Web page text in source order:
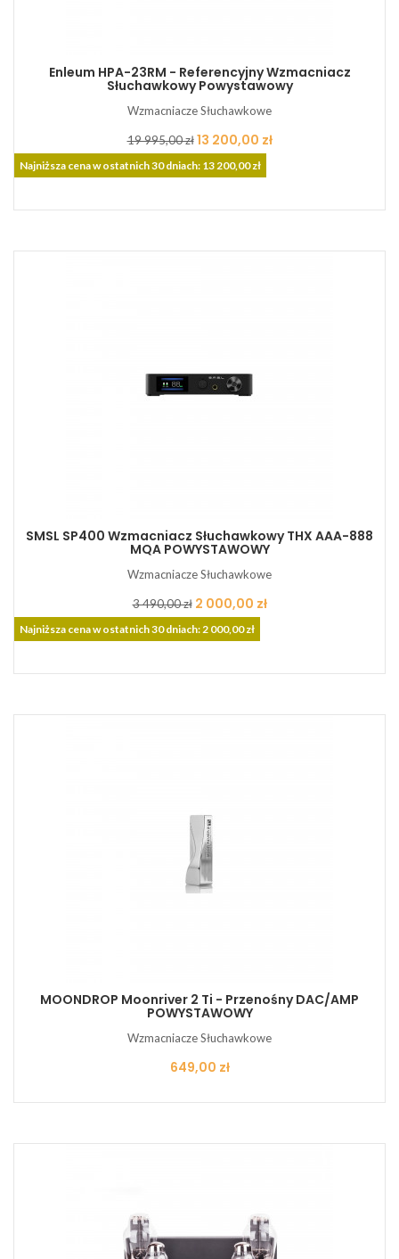
Enleum HPA-23RM - Referencyjny Wzmacniacz
Słuchawkowy Powystawowy
Wzmacniacze Słuchawkowe
Cena
podstawowa
19 995,00 zł Cena
13 200,00 zł
Najniższa cena w ostatnich 30 dniach: 13 200,00 zł
SMSL SP400 Wzmacniacz Słuchawkowy THX AAA-888
MQA POWYSTAWOWY
Wzmacniacze Słuchawkowe
Cena
podstawowa
3 490,00 zł Cena
2 000,00 zł
Najniższa cena w ostatnich 30 dniach: 2 000,00 zł
MOONDROP Moonriver 2 Ti - Przenośny DAC/AMP
POWYSTAWOWY
Wzmacniacze Słuchawkowe
Cena
649,00 zł